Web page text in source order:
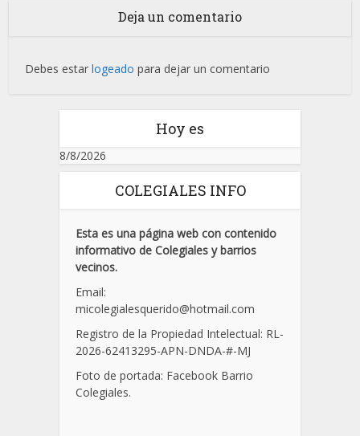
Deja un comentario
Debes estarlogeado para dejar un comentario
Hoy es
8/8/2026
COLEGIALES INFO
Esta es una página web con contenido
informativo de Colegiales y barrios
vecinos.
Email:
micolegialesquerido@hotmail.com
Registro de la Propiedad Intelectual: RL-
2026-62413295-APN-DNDA-#-MJ
Foto de portada: Facebook Barrio
Colegiales.